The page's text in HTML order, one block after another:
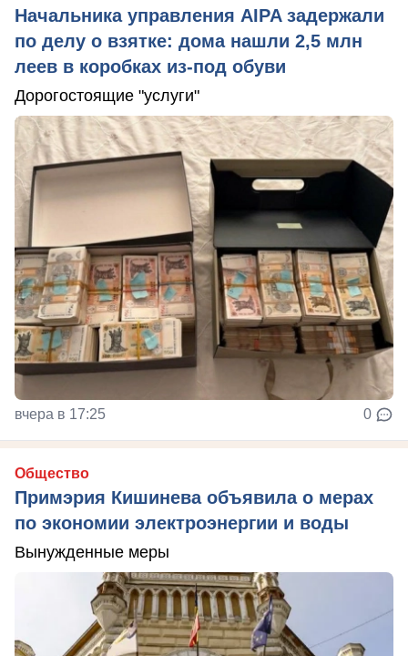
Начальника управления AIPA задержали
по делу о взятке: дома нашли 2,5 млн
леев в коробках из-под обуви
Дорогостоящие "услуги"
вчера в 17:25 0
Общество
Примэрия Кишинева объявила о мерах
по экономии электроэнергии и воды
Вынужденные меры